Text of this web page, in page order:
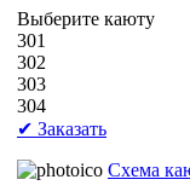
Выберите каюту
301
302
303
304
✔ Заказать
Схема